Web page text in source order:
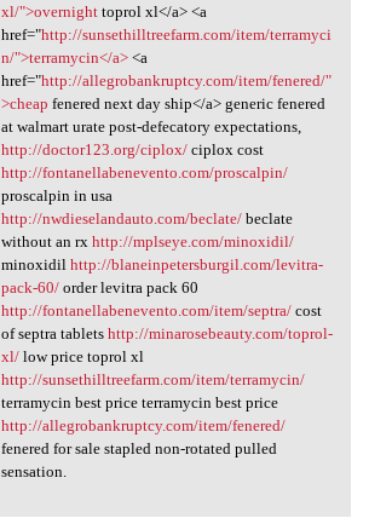
xl/">overnighttoprol xl</a> <a
href="http://sunsethilltreefarm.com/item/terramyci
n/">terramycin</a><a
href="http://allegrobankruptcy.com/item/fenered/"
>cheap fenered next day ship</a> generic fenered
at walmart urate post-defecatory expectations,
http://doctor123.org/ciplox/ciplox cost
http://fontanellabenevento.com/proscalpin/
proscalpin in usa
http://nwdieselandauto.com/beclate/beclate
without an rx http://mplseye.com/minoxidil/
minoxidil http://blaneinpetersburgil.com/levitra-
pack-60/order levitra pack 60
http://fontanellabenevento.com/item/septra/cost
of septra tablets http://minarosebeauty.com/toprol-
xl/low price toprol xl
http://sunsethilltreefarm.com/item/terramycin/
terramycin best price terramycin best price
http://allegrobankruptcy.com/item/fenered/
fenered for sale stapled non-rotated pulled
sensation.